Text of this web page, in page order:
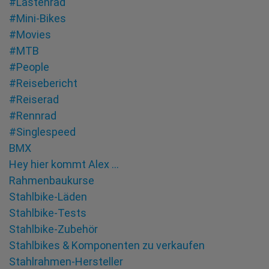
#Mini-Bikes
#Movies
#MTB
#People
#Reisebericht
#Reiserad
#Rennrad
#Singlespeed
BMX
Hey hier kommt Alex …
Rahmenbaukurse
Stahlbike-Läden
Stahlbike-Tests
Stahlbike-Zubehör
Stahlbikes & Komponenten zu verkaufen
Stahlrahmen-Hersteller